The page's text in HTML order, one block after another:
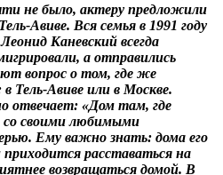
не было, актеру предложили
Авиве. Вся семья в 1991 году
Каневский всегда
а отправились
вопрос о том, где же
Тель-Авиве или в Москве.
отвечает: «Дом там, где
со своими любимыми
Ему важно знать: дома его
расставаться на
возвращаться домой. В